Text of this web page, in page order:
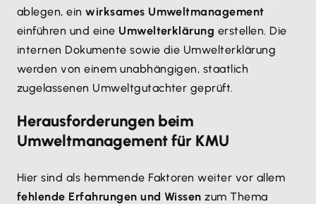
ablegen, ein wirksames Umweltmanagement
einführen und eine Umwelterklärung erstellen. Die
internen Dokumente sowie die Umwelterklärung
werden von einem unabhängigen, staatlich
zugelassenen Umweltgutachter geprüft.
Herausforderungen beim
Umweltmanagement für KMU
Hier sind als hemmende Faktoren weiter vor allem
fehlende Erfahrungen und Wissen zum Thema